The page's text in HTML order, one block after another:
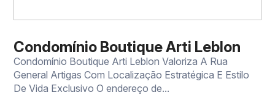
Condomínio Boutique Arti Leblon
Condomínio Boutique Arti Leblon Valoriza A Rua
General Artigas Com Localização Estratégica E Estilo
De Vida Exclusivo O endereço de...